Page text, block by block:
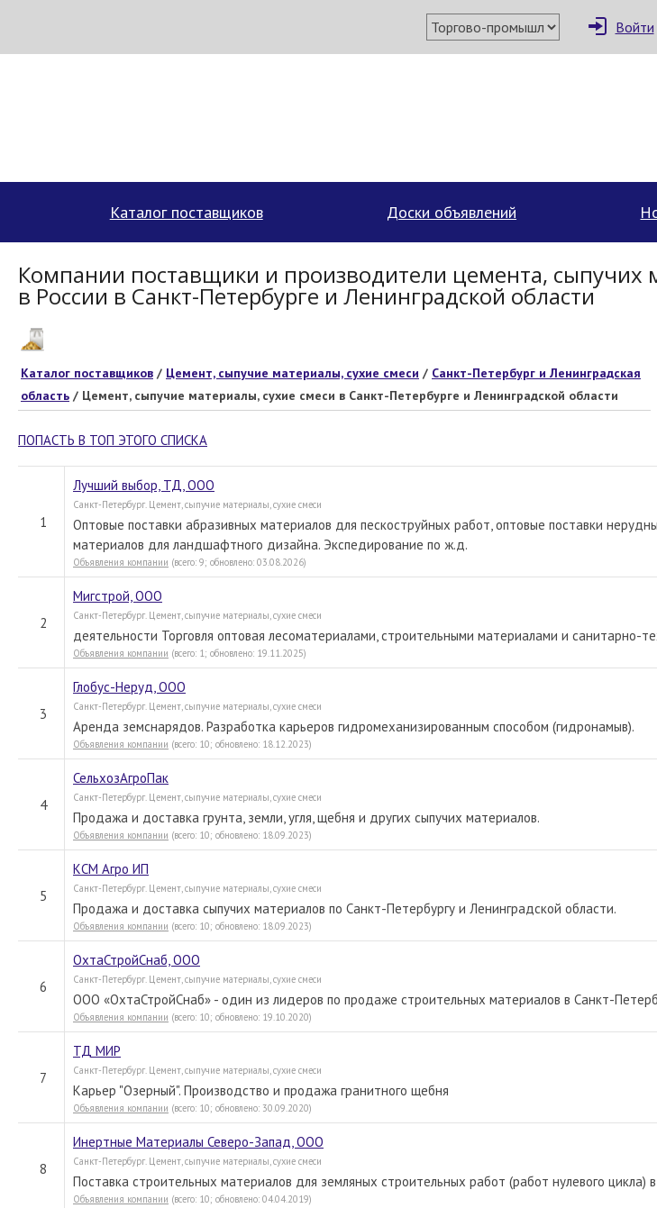
Войти
Каталог поставщиков Доски объявлений
Компании поставщики и производители цемента, сыпучих
в России в Санкт-Петербурге и Ленинградской области
Каталог поставщиков / Цемент, сыпучие материалы, сухие смеси / Санкт-Петербург и Ленинградская
область / Цемент, сыпучие материалы, сухие смеси в Санкт-Петербурге и Ленинградской области
ПОПАСТЬ В ТОП ЭТОГО СПИСКА
1
Лучший выбор, ТД, ООО
Санкт-Петербург. Цемент, сыпучие материалы, сухие смеси
Оптовые поставки абразивных материалов для пескоструйных работ, оптовые поставки
материалов для ландшафтного дизайна. Экспедирование по ж.д.
Объявления компании (всего: 9; обновлено: 03.08.2026)
2
Мигстрой, ООО
Санкт-Петербург. Цемент, сыпучие материалы, сухие смеси
деятельности Торговля оптовая лесоматериалами, строительными материалами и санитарно-
Объявления компании (всего: 1; обновлено: 19.11.2025)
3
Глобус-Неруд, ООО
Санкт-Петербург. Цемент, сыпучие материалы, сухие смеси
Аренда земснарядов. Разработка карьеров гидромеханизированным способом (гидронамыв).
Объявления компании (всего: 10; обновлено: 18.12.2023)
4
СельхозАгроПак
Санкт-Петербург. Цемент, сыпучие материалы, сухие смеси
Продажа и доставка грунта, земли, угля, щебня и других сыпучих материалов.
Объявления компании (всего: 10; обновлено: 18.09.2023)
5
КСМ Агро ИП
Санкт-Петербург. Цемент, сыпучие материалы, сухие смеси
Продажа и доставка сыпучих материалов по Санкт-Петербургу и Ленинградской области.
Объявления компании (всего: 10; обновлено: 18.09.2023)
6
ОхтаСтройСнаб, ООО
Санкт-Петербург. Цемент, сыпучие материалы, сухие смеси
ООО «ОхтаСтройСнаб» - один из лидеров по продаже строительных материалов в Санкт-
Объявления компании (всего: 10; обновлено: 19.10.2020)
7
ТД МИР
Санкт-Петербург. Цемент, сыпучие материалы, сухие смеси
Карьер "Озерный". Производство и продажа гранитного щебня
Объявления компании (всего: 10; обновлено: 30.09.2020)
8
Инертные Материалы Северо-Запад, ООО
Санкт-Петербург. Цемент, сыпучие материалы, сухие смеси
Поставка строительных материалов для земляных строительных работ (работ нулевого цикла)
Объявления компании (всего: 10; обновлено: 04.04.2019)